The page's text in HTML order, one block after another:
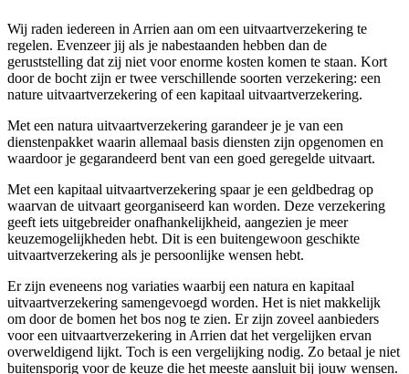
Wij raden iedereen in Arrien aan om een uitvaartverzekering te
regelen. Evenzeer jij als je nabestaanden hebben dan de
geruststelling dat zij niet voor enorme kosten komen te staan. Kort
door de bocht zijn er twee verschillende soorten verzekering: een
nature uitvaartverzekering of een kapitaal uitvaartverzekering.
Met een natura uitvaartverzekering garandeer je je van een
dienstenpakket waarin allemaal basis diensten zijn opgenomen en
waardoor je gegarandeerd bent van een goed geregelde uitvaart.
Met een kapitaal uitvaartverzekering spaar je een geldbedrag op
waarvan de uitvaart georganiseerd kan worden. Deze verzekering
geeft iets uitgebreider onafhankelijkheid, aangezien je meer
keuzemogelijkheden hebt. Dit is een buitengewoon geschikte
uitvaartverzekering als je persoonlijke wensen hebt.
Er zijn eveneens nog variaties waarbij een natura en kapitaal
uitvaartverzekering samengevoegd worden. Het is niet makkelijk
om door de bomen het bos nog te zien. Er zijn zoveel aanbieders
voor een uitvaartverzekering in Arrien dat het vergelijken ervan
overweldigend lijkt. Toch is een vergelijking nodig. Zo betaal je niet
buitensporig voor de keuze die het meeste aansluit bij jouw wensen.